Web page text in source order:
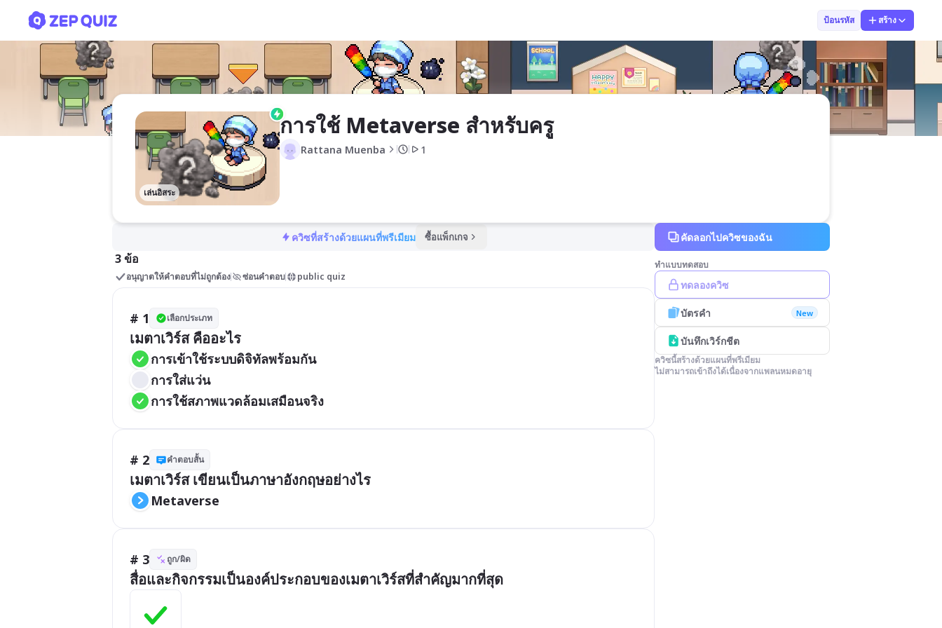
ป้อนรหัส สร้าง
เล่นอิสระ
การใช้ Metaverse สำหรับครู
Rattana Muenba 1
ควิซที่สร้างด้วยแผนที่พรีเมียม ซื้อแพ็กเกจ
3 ข้อ
อนุญาตให้คำตอบที่ไม่ถูกต้อง ซ่อนคำตอบ public quiz
# 1 เลือกประเภท
เมตาเวิร์ส คืออะไร
การเข้าใช้ระบบดิจิทัลพร้อมกัน
การใส่แว่น
การใช้สภาพแวดล้อมเสมือนจริง
# 2 คำตอบสั้น
เมตาเวิร์ส เขียนเป็นภาษาอังกฤษอย่างไร
Metaverse
# 3 ถูก/ผิด
สื่อและกิจกรรมเป็นองค์ประกอบของเมตาเวิร์สที่สำคัญมากที่สุด
คัดลอกไปควิซของฉัน
ทำแบบทดสอบ
ทดลองควิซ
บัตรคำ New
บันทึกเวิร์กชีต
ควิซนี้สร้างด้วยแผนที่พรีเมียม
ไม่สามารถเข้าถึงได้เนื่องจากแพลนหมดอายุ